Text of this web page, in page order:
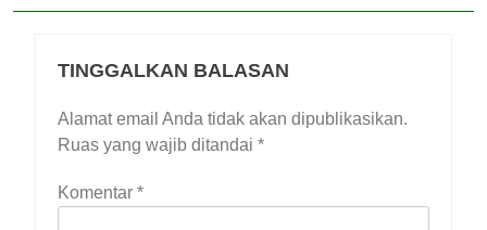
TINGGALKAN BALASAN
Alamat email Anda tidak akan dipublikasikan.
Ruas yang wajib ditandai *
Komentar *